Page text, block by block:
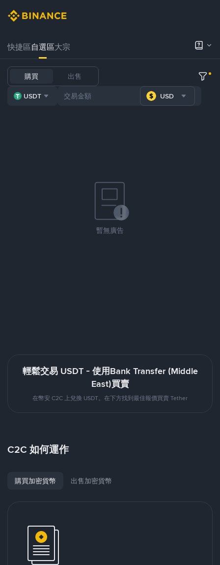
快捷區自選區大宗
購買 出售
USDT USD
暫無廣告
輕鬆交易 USDT - 使用Bank Transfer (Middle
East)買賣
在幣安 C2C 上兌換 USDT。在下方找到最佳報價買賣 Tether
C2C 如何運作
購買加密貨幣 出售加密貨幣